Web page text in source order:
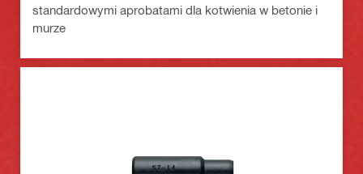
standardowymi aprobatami dla kotwienia w betonie i
murze